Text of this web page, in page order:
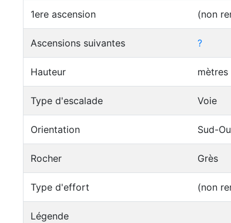
1ere ascension (non
Ascensions suivantes ?
Hauteur mètres
Type d'escalade Voie
Orientation Sud-
Rocher Grès
Type d'effort (non
Légende